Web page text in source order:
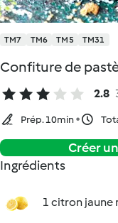
TM7 TM6 TM5 TM31
Confiture de
2.8
Prép. 10min
Créer
Ingrédients
1 citron jaune